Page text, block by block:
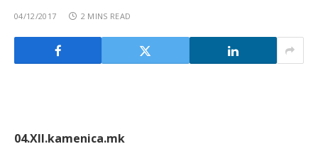
04/12/2017 2 MINS READ
04.XII.kamenica.mk